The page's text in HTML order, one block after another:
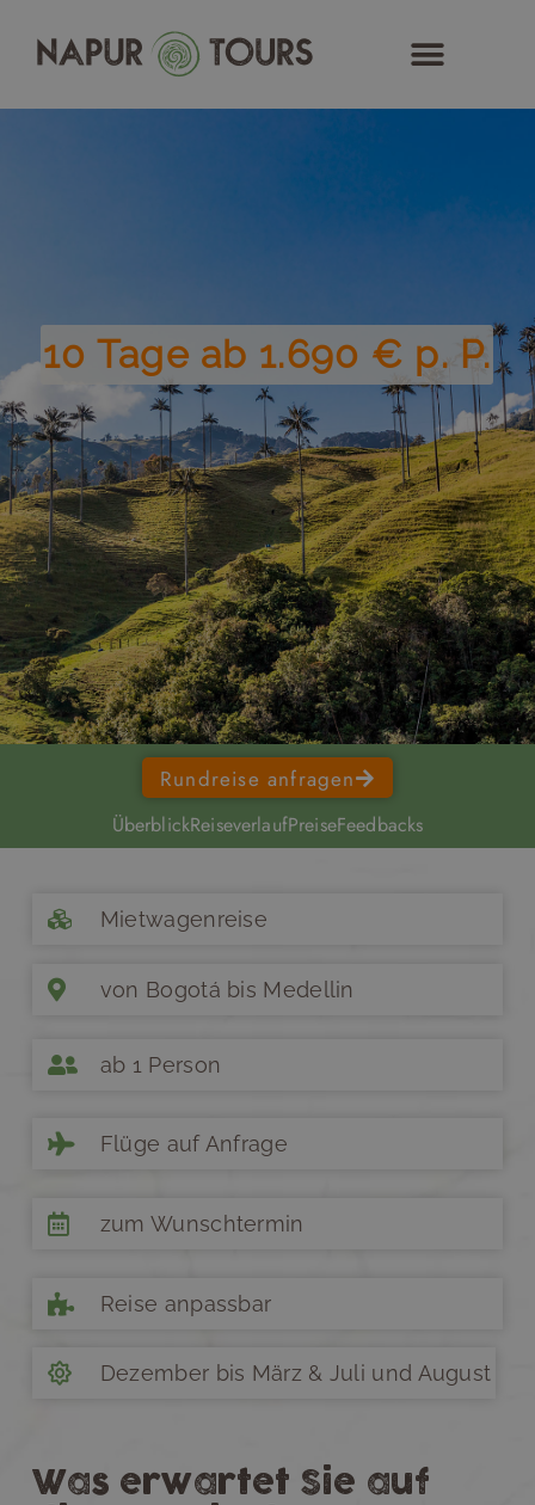
Inhalt
10 Tage ab 1.690 € p. P.
Rundreise anfragen
ÜberblickReiseverlaufPreiseFeedbacks
Mietwagenreise
von Bogotá bis Medellin
ab 1 Person
Flüge auf Anfrage
zum Wunschtermin
Reise anpassbar
Dezember bis März & Juli und August
Was erwartet Sie auf